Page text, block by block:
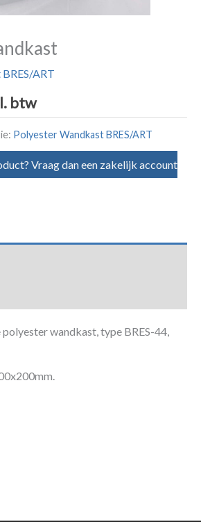
ART
btw
Polyester Wandkast BRES/ART
Vraag dan een zakelijk account
wandkast, type BRES-44,